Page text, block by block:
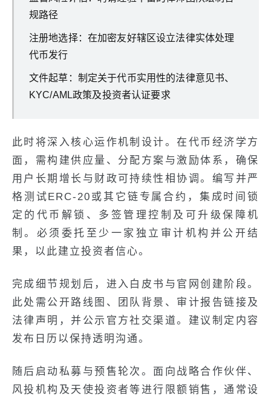
规路径
注册地选择：在加密友好辖区设立法律实体处理
代币发行
文件起草：制定关于代币实用性的法律意见书、
KYC/AML政策及投资者认证要求
此时将深入核心运作机制设计。在代币经济学方
面，需构建供应量、分配方案与激励体系，确保
用户长期增长与财政可持续性相协调。编写并严
格测试ERC-20或其它链专属合约，集成时间锁
定的代币解锁、多签管理控制及可升级保障机
制。必须委托至少一家独立审计机构并公开结
果，以此建立投资者信心。
完成细节规划后，进入白皮书与官网创建阶段。
此处需公开路线图、团队背景、审计报告链接及
法律声明，并公示官方社交渠道。建议制定内容
发布日历以保持透明沟通。
随后启动私募与预售轮次。面向战略合作伙伴、
风投机构及天使投资者等进行限额销售，通常设